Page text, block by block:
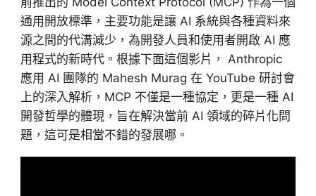
通用開放標準，主要功能是讓 AI 系統與各種資料來
源之間的代溝減少，為開發人員和使用者開啟 AI 應
用程式的新時代。根據下面這個影片， Anthropic
應用 AI 團隊的 Mahesh Murag 在 YouTube 研討會
上的深入解析，MCP 不僅是一種協定，更是一種 AI
開發哲學的體現，旨在解決當前 AI 領域的碎片化問
題，這可是相當不錯的發展哪。